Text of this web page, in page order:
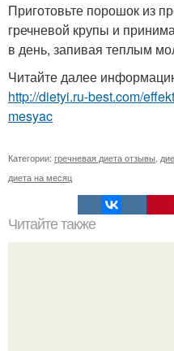
Приготовьте порошок из
гречневой крупы и
в день, запивая теплым
Читайте далее
http://dietyi.ru-best.com/
mesyac
Категории: гречневая диета отзывы
диета на месяц
Читайте также